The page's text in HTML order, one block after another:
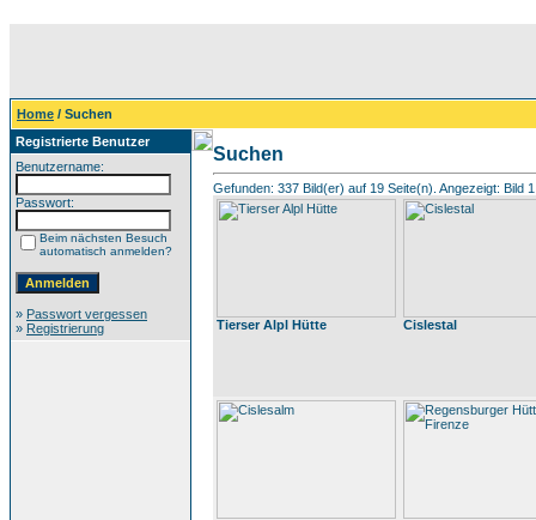
Home / Suchen
Registrierte Benutzer
Benutzername:
Passwort:
Beim nächsten Besuch
automatisch anmelden?
» Passwort vergessen
» Registrierung
Suchen
Gefunden: 337 Bild(er) auf 19 Seite(n). Angezeigt: Bild
Tierser Alpl Hütte Cislestal